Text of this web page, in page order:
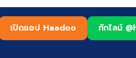
เปิดแอป Haadoo ทักไลน์